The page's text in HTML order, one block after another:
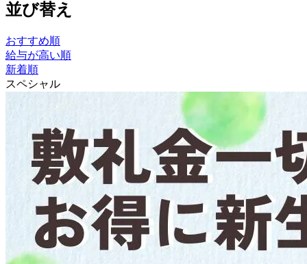
並び替え
おすすめ順
給与が高い順
新着順
スペシャル